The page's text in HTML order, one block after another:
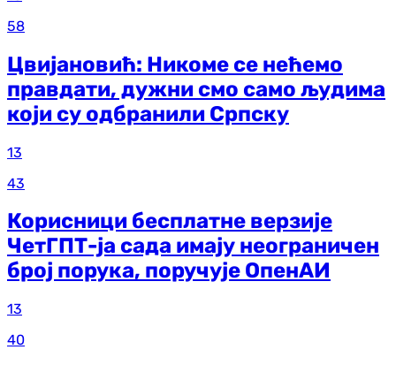
58
Цвијановић: Никоме се нећемо
правдати, дужни смо само људима
који су одбранили Српску
13
43
Корисници бесплатне верзије
ЧетГПТ-ја сада имају неограничен
број порука, поручује ОпенАИ
13
40